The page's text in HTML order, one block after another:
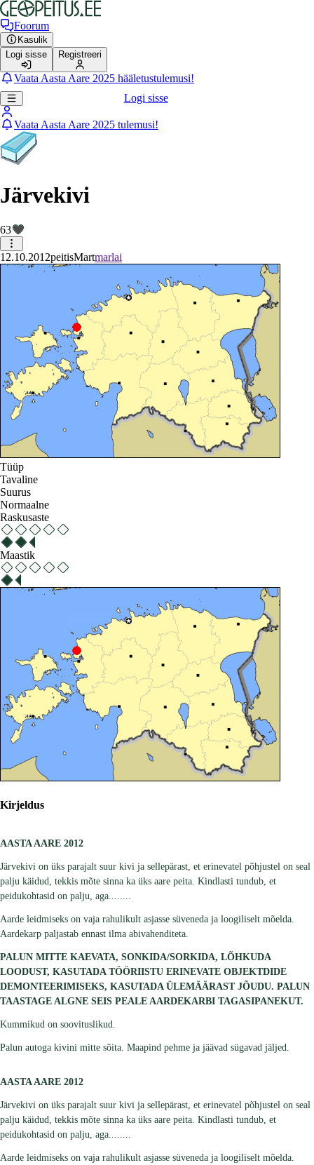
Foorum
Kasulik
Logi sisse
Registreeri
Vaata Aasta Aare 2025 hääletustulemusi!
Logi sisse
Vaata Aasta Aare 2025 tulemusi!
Järvekivi
63
12.10.2012peitisMartmarlai
Tüüp
Tavaline
Suurus
Normaalne
Raskusaste
Maastik
Kirjeldus
AASTA AARE 2012
Järvekivi on üks parajalt suur kivi ja sellepärast, et erinevatel põhjustel on seal
palju käidud, tekkis mõte sinna ka üks aare peita. Kindlasti tundub, et
peidukohtasid on palju, aga........
Aarde leidmiseks on vaja rahulikult asjasse süveneda ja loogiliselt mõelda.
Aardekarp paljastab ennast ilma abivahenditeta.
PALUN MITTE KAEVATA, SONKIDA/SORKIDA, LÕHKUDA
LOODUST, KASUTADA TÖÖRIISTU ERINEVATE OBJEKTDIDE
DEMONTEERIMISEKS, KASUTADA ÜLEMÄÄRAST JÕUDU. PALUN
TAASTAGE ALGNE SEIS PEALE AARDEKARBI TAGASIPANEKUT.
Kummikud on soovituslikud.
Palun autoga kivini mitte sõita. Maapind pehme ja jäävad sügavad jäljed.
AASTA AARE 2012
Järvekivi on üks parajalt suur kivi ja sellepärast, et erinevatel põhjustel on seal
palju käidud, tekkis mõte sinna ka üks aare peita. Kindlasti tundub, et
peidukohtasid on palju, aga........
Aarde leidmiseks on vaja rahulikult asjasse süveneda ja loogiliselt mõelda.